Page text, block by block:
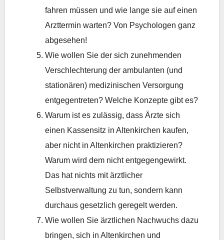
fahren müssen und wie lange sie auf einen
Arzttermin warten? Von Psychologen ganz
abgesehen!
Wie wollen Sie der sich zunehmenden
Verschlechterung der ambulanten (und
stationären) medizinischen Versorgung
entgegentreten? Welche Konzepte gibt es?
Warum ist es zulässig, dass Ärzte sich
einen Kassensitz in Altenkirchen kaufen,
aber nicht in Altenkirchen praktizieren?
Warum wird dem nicht entgegengewirkt.
Das hat nichts mit ärztlicher
Selbstverwaltung zu tun, sondern kann
durchaus gesetzlich geregelt werden.
Wie wollen Sie ärztlichen Nachwuchs dazu
bringen, sich in Altenkirchen und